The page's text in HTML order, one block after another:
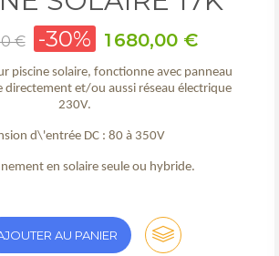
€ -30% Prix
1 680,00 €
piscine solaire, fonctionne avec panneau
et/ou aussi réseau électrique
230V.
d\'entrée DC : 80 à 350V
en solaire seule ou hybride.
AU PANIER